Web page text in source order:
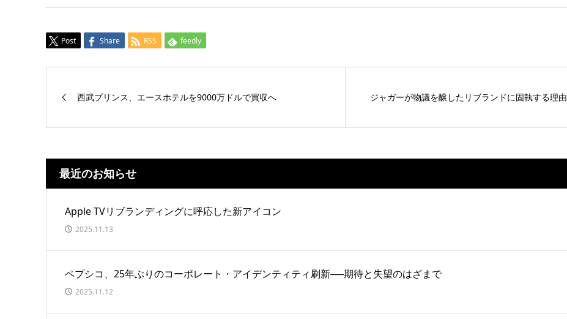
Post Share RSS feedly
西武プリンス、エースホテルを9000万ドルで買収へ ジャガーが物議を醸したリブランドに固執する理由
最近のお知らせ
Apple TVリブランディングに呼応した新アイコン
2025.11.13
ペプシコ、25年ぶりのコーポレート・アイデンティティ刷新──期待と失望のはざまで
2025.11.12